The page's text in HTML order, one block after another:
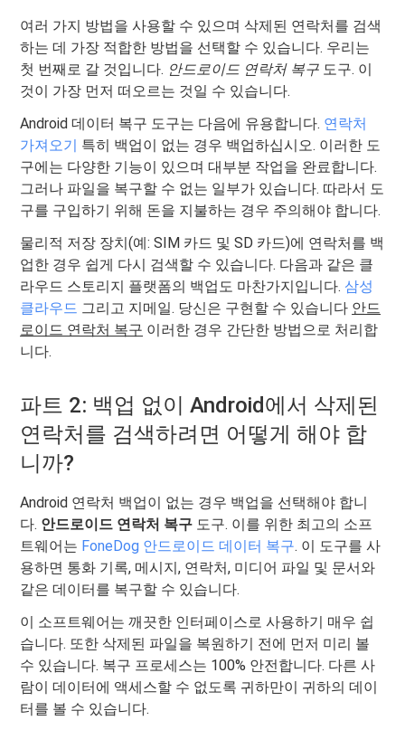
여러 가지 방법을 사용할 수 있으며 삭제된 연락처를 검색
하는 데 가장 적합한 방법을 선택할 수 있습니다. 우리는
첫 번째로 갈 것입니다. 안드로이드 연락처 복구 도구. 이
것이 가장 먼저 떠오르는 것일 수 있습니다.
Android 데이터 복구 도구는 다음에 유용합니다. 연락처
가져오기 특히 백업이 없는 경우 백업하십시오. 이러한 도
구에는 다양한 기능이 있으며 대부분 작업을 완료합니다.
그러나 파일을 복구할 수 없는 일부가 있습니다. 따라서 도
구를 구입하기 위해 돈을 지불하는 경우 주의해야 합니다.
물리적 저장 장치(예: SIM 카드 및 SD 카드)에 연락처를 백
업한 경우 쉽게 다시 검색할 수 있습니다. 다음과 같은 클
라우드 스토리지 플랫폼의 백업도 마찬가지입니다. 삼성
클라우드 그리고 지메일. 당신은 구현할 수 있습니다 안드
로이드 연락처 복구 이러한 경우 간단한 방법으로 처리합
니다.
파트 2: 백업 없이 Android에서 삭제된
연락처를 검색하려면 어떻게 해야 합
니까?
Android 연락처 백업이 없는 경우 백업을 선택해야 합니
다. 안드로이드 연락처 복구 도구. 이를 위한 최고의 소프
트웨어는 FoneDog 안드로이드 데이터 복구. 이 도구를 사
용하면 통화 기록, 메시지, 연락처, 미디어 파일 및 문서와
같은 데이터를 복구할 수 있습니다.
이 소프트웨어는 깨끗한 인터페이스로 사용하기 매우 쉽
습니다. 또한 삭제된 파일을 복원하기 전에 먼저 미리 볼
수 있습니다. 복구 프로세스는 100% 안전합니다. 다른 사
람이 데이터에 액세스할 수 없도록 귀하만이 귀하의 데이
터를 볼 수 있습니다.